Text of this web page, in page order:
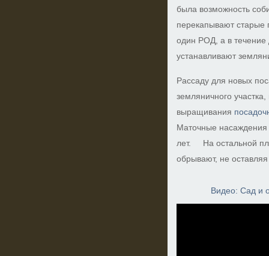
была возможность
перекапывают старые
один РОД, а в течение
устанавливают
Рассаду для новых
земляничного
выращивания
Маточные
лет. На остальной
обрывают, не
Видео: Сад и